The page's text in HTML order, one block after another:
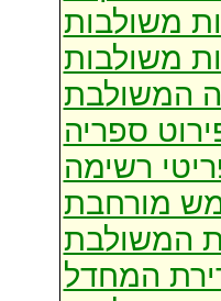
משולבות
המשולבת
ספריה
רשימה
מורחבת
המשולבת
המחדל